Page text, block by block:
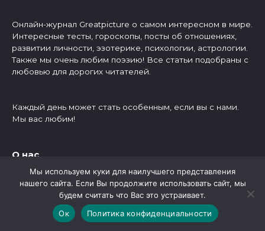
Онлайн-журнал Greatpicture о самом интересном в мире.
Интересные тесты, гороскопы, посты об отношениях,
развитии личности, эзотерике, психологии, астрологии.
Также мы очень любим поэзию! Все статьи подобраны с
любовью для дорогих читателей.
Каждый день может стать особенным, если вы с нами.
Мы вас любим!
О нас
Написать нам
Отказ от ответственности
Политика конфиденциальности
Правообладателям
Мы используем куки для наилучшего представления
нашего сайта. Если Вы продолжите использовать сайт, мы
будем считать что Вас это устраивает.
Ок
Политика конфиденциальности